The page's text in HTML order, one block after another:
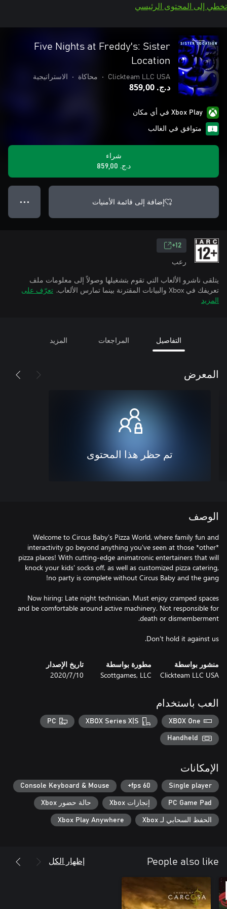
تخطي إلى المحتوى الرئيسي
Five Nights at Freddy's: Sister
Location
Clickteam LLC USA
• محاكاة • الاستراتيجية
د.ج.‏ 859,00
Xbox Play في أي مكان
متوافق في الغالب
شراء
د.ج.‏ 859,00
إضافة إلى قائمة الأمنيات ● ● ●
12+
رعب
يتلقى ناشرو الألعاب التي تقوم بتشغيلها وصولاً إلى معلومات ملف
تعريفك في Xbox والبيانات المقترنة بينما تمارس الألعاب.
تعرّف على
المزيد
التفاصيل المراجعات المزيد
المعرض
تم حظر هذا المحتوى
الوصف
Welcome to Circus Baby's Pizza World, where family fun and
interactivity go beyond anything you've seen at those *other*
pizza places! With cutting-edge animatronic entertainers that will
knock your kids' socks off, as well as customized pizza catering,
Now hiring: Late night technician. Must enjoy cramped spaces
and be comfortable around active machinery. Not responsible for
Don't hold it against us.
منشور بواسطة
Clickteam LLC USA
مطورة بواسطة
Scottgames, LLC
تاريخ الإصدار
10‏/7‏/2020
العب باستخدام
XBOX One
XBOX Series X|S
PC
Handheld
الإمكانات
Single player
60 fps+
Console Keyboard & Mouse
PC Game Pad إنجازات Xbox حالة حضور Xbox
الحفظ السحابي لـ Xbox Xbox Play Anywhere
People also like إظهار الكل